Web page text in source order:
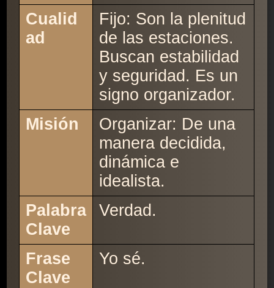
Cualid
ad
Fijo: Son la plenitud
de las estaciones.
Buscan estabilidad
y seguridad. Es un
signo organizador.
Misión
Organizar: De una
manera decidida,
dinámica e
idealista.
Palabra
Clave
Verdad.
Frase
Clave
Yo sé.